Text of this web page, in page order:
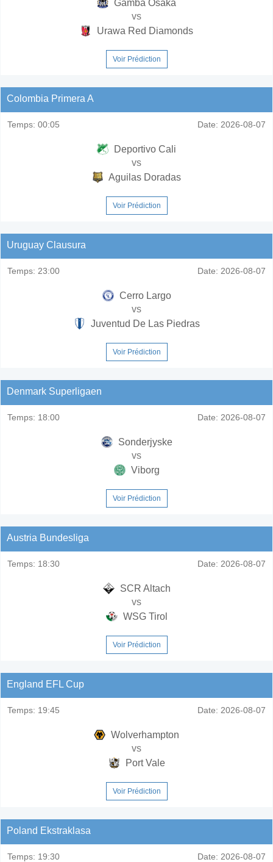
Gamba Osaka
vs
Urawa Red Diamonds
Voir Prédiction
Colombia Primera A
Temps: 00:05 Date: 2026-08-07
Deportivo Cali
vs
Aguilas Doradas
Voir Prédiction
Uruguay Clausura
Temps: 23:00 Date: 2026-08-07
Cerro Largo
vs
Juventud De Las Piedras
Voir Prédiction
Denmark Superligaen
Temps: 18:00 Date: 2026-08-07
Sonderjyske
vs
Viborg
Voir Prédiction
Austria Bundesliga
Temps: 18:30 Date: 2026-08-07
SCR Altach
vs
WSG Tirol
Voir Prédiction
England EFL Cup
Temps: 19:45 Date: 2026-08-07
Wolverhampton
vs
Port Vale
Voir Prédiction
Poland Ekstraklasa
Temps: 19:30 Date: 2026-08-07